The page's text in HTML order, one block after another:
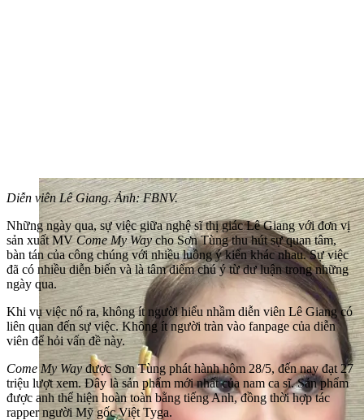
Diễn viên Lê Giang. Ảnh: FBNV.
Những ngày qua, sự việc giữa nghệ sĩ thị giác Lê Giang với đơn vị
sản xuất MVCome My Waycho Sơn Tùng thu hút sự quan tâm,
bàn tán của công chúng với nhiều luồng ý kiến khác nhau. Sự việc
đã có nhiều diễn biến và là tâm điểm chú ý từ dư luận trong những
ngày qua.
Khi vụ việc nổ ra, không ít người hiểu nhầm diễn viên Lê Giang có
liên quan đến sự việc. Không ít người tràn vào fanpage của diễn
viên để hỏi vấn đề này.
Come My Way được Sơn Tùng phát hành hôm 28/5, đến nay đạt 27
triệu lượt xem. Đây là sản phẩm mới nhất của nam ca sĩ. Sản phẩm
được anh thể hiện hoàn toàn bằng tiếng Anh, đồng thời hợp tác
rapper người Mỹ gốc Việt Tyga.